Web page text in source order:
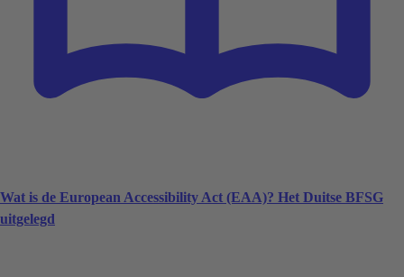
Wat is de European Accessibility Act (EAA)? Het Duitse BFSG
uitgelegd